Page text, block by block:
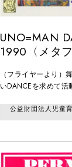
UNO=MAN
1990〈メタ
tale-
（フライヤーより）
いDANCEを求めて活
なメルヘンを描きま
公益財団法人児童